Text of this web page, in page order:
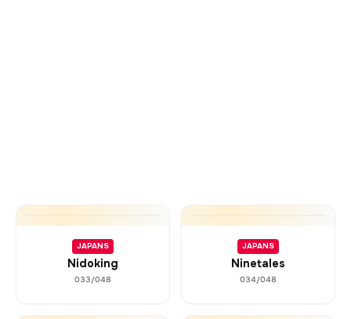
JAPANS
Nidoking
033/048
JAPANS
Ninetales
034/048